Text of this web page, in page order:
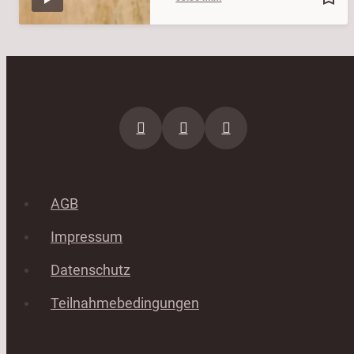
AGB
Impressum
Datenschutz
Teilnahmebedingungen